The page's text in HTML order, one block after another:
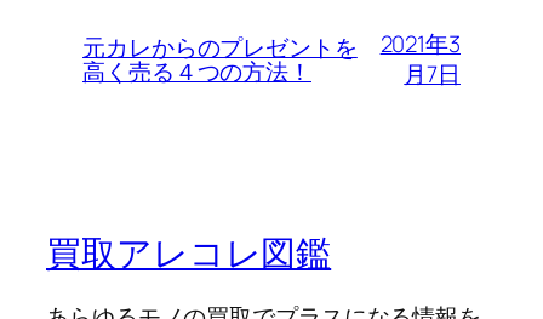
元カレからのプレゼントを
高く売る４つの方法！
2021年3
月7日
買取アレコレ図鑑